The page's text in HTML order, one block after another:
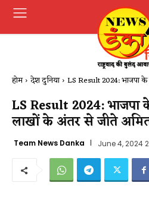
होम देश दुनिया LS Result 2024: भाजपा
LS Result 2024: भाजपा
लाखों के अंतर से जीते
Team News Danka June 4, 2024